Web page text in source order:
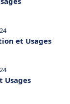
et Usages
Usages